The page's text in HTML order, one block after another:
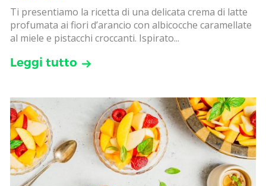
Ti presentiamo la ricetta di una delicata crema di latte
profumata ai fiori d’arancio con albicocche caramellate
al miele e pistacchi croccanti. Ispirato...
Leggi tutto